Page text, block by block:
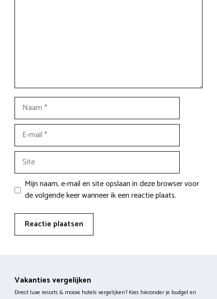
Naam
mail
Site
Mijn naam, e-mail en site opslaan in deze browser voor
de volgende keer wanneer ik een reactie plaats.
Vakanties vergelijken
Direct luxe resorts & mooie hotels vergelijken? Kies hieronder je budget en